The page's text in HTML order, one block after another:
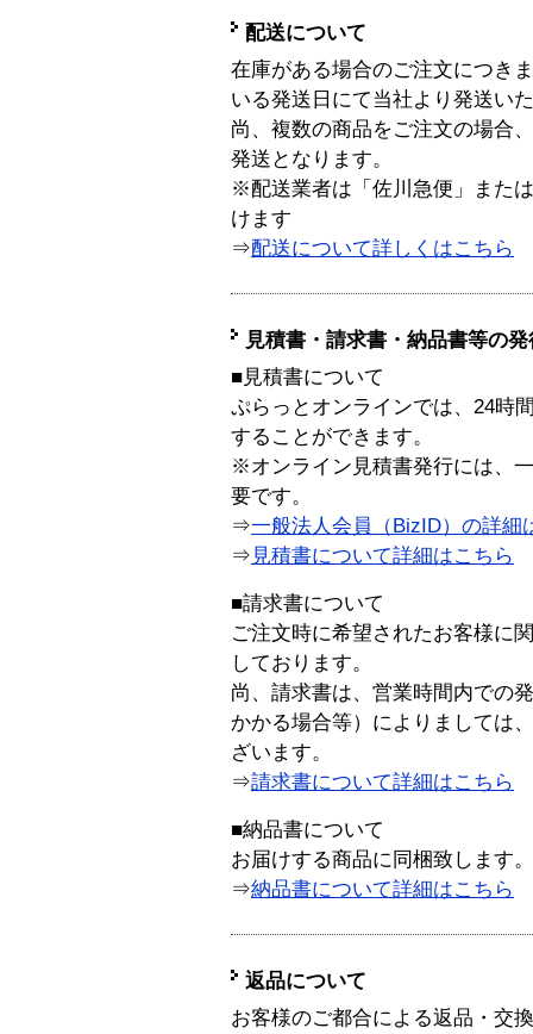
配送について
在庫がある場合のご注文につき
いる発送日にて当社より発送い
尚、複数の商品をご注文の場合
発送となります。
※配送業者は「佐川急便」また
けます
⇒配送について詳しくはこちら
見積書・請求書・納品書等の
■見積書について
ぷらっとオンラインでは、24時
することができます。
※オンライン見積書発行には、
要です。
⇒一般法人会員（BizID）の詳細
⇒ 見積書について詳細はこちら
■請求書について
ご注文時に希望されたお客様に
しております。
尚、請求書は、営業時間内での
かかる場合等）によりましては
ざいます。
⇒請求書について詳細はこちら
■納品書について
お届けする商品に同梱致します。
⇒納品書について詳細はこちら
返品について
お客様のご都合による返品・交